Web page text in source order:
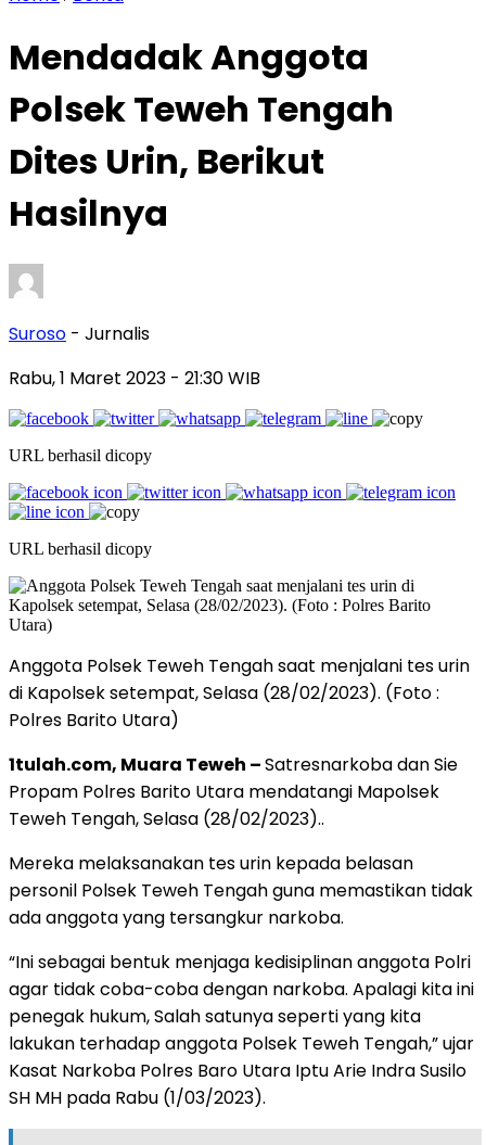
Mendadak Anggota
Polsek Teweh Tengah
Dites Urin, Berikut
Hasilnya
Suroso - Jurnalis
Rabu, 1 Maret 2023 - 21:30 WIB
URL berhasil dicopy
URL berhasil dicopy
Anggota Polsek Teweh Tengah saat menjalani tes urin
di Kapolsek setempat, Selasa (28/02/2023). (Foto :
Polres Barito Utara)
1tulah.com, Muara Teweh –Satresnarkoba dan Sie
Propam Polres Barito Utara mendatangi Mapolsek
Teweh Tengah, Selasa (28/02/2023)..
Mereka melaksanakan tes urin kepada belasan
personil Polsek Teweh Tengah guna memastikan tidak
ada anggota yang tersangkur narkoba.
“Ini sebagai bentuk menjaga kedisiplinan anggota Polri
agar tidak coba-coba dengan narkoba. Apalagi kita ini
penegak hukum, Salah satunya seperti yang kita
lakukan terhadap anggota Polsek Teweh Tengah,” ujar
Kasat Narkoba Polres Baro Utara Iptu Arie Indra Susilo
SH MH pada Rabu (1/03/2023).